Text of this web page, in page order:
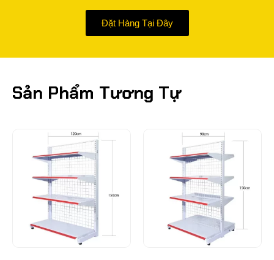
Đặt Hàng Tại Đây
Sản Phẩm Tương Tự